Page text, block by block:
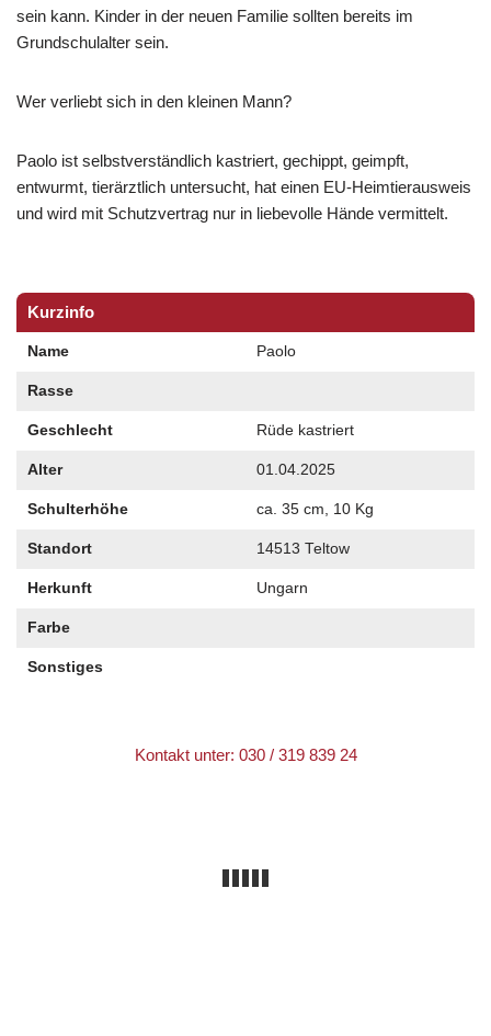
sein kann. Kinder in der neuen Familie sollten bereits im
Grundschulalter sein.
Wer verliebt sich in den kleinen Mann?
Paolo ist selbstverständlich kastriert, gechippt, geimpft,
entwurmt, tierärztlich untersucht, hat einen EU-Heimtierausweis
und wird mit Schutzvertrag nur in liebevolle Hände vermittelt.
Kurzinfo
Name Paolo
Rasse
Geschlecht Rüde kastriert
Alter 01.04.2025
Schulterhöhe ca. 35 cm, 10 Kg
Standort 14513 Teltow
Herkunft Ungarn
Farbe
Sonstiges
Kontakt unter: 030 / 319 839 24